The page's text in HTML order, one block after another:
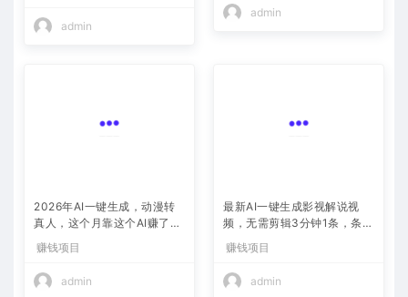
admin
admin
2026年AI一键生成，动漫转
真人，这个月靠这个AI赚了2
W+
赚钱项目
admin
最新AI一键生成影视解说视
频，无需剪辑3分钟1条，条条
爆款，多平台变现日入2000
+
赚钱项目
admin